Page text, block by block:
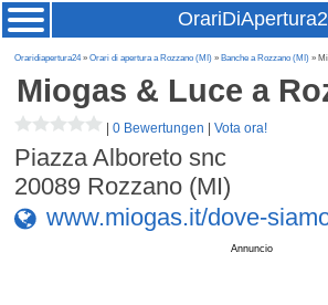
Oraridiapertura24»Orari di apertura a Rozzano (MI) » Banche a Rozzano (MI) »
Miogas & Luce a
|0 Bewertungen |Vota ora!
Piazza Alboreto snc
20089 Rozzano (MI)
www.miogas.it/dove-
Annuncio